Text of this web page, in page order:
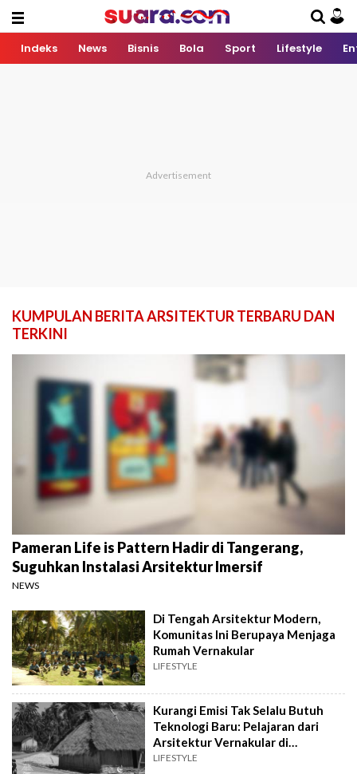
Indeks News Bisnis Bola Sport Lifestyle
KUMPULAN BERITA ARSITEKTUR TERBARU DAN
TERKINI
Pameran Life is Pattern Hadir di Tangerang,
Suguhkan Instalasi Arsitektur Imersif
NEWS
Di Tengah Arsitektur Modern,
Komunitas Ini Berupaya Menjaga
Rumah Vernakular
LIFESTYLE
Kurangi Emisi Tak Selalu Butuh
Teknologi Baru: Pelajaran dari
Arsitektur Vernakular di
Indonesia
LIFESTYLE